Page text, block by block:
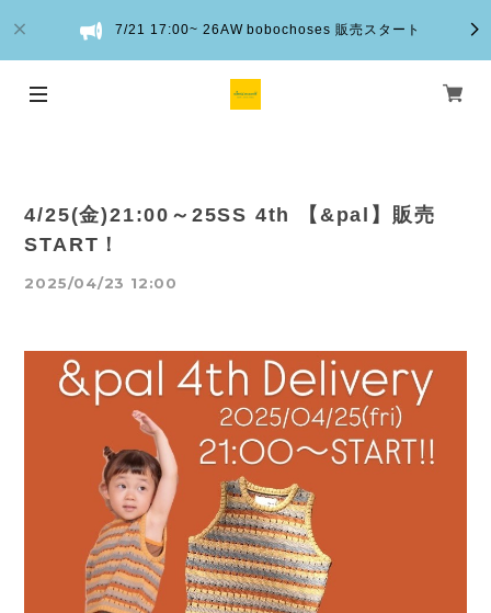
7/21 17:00~ 26AW bobochoses 販売スタート
4/25(金)21:00～25SS 4th 【&pal】販売
START！
2025/04/23 12:00